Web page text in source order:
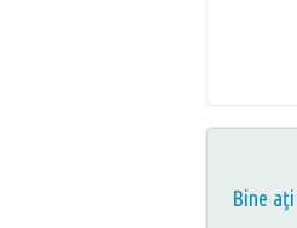
Bine